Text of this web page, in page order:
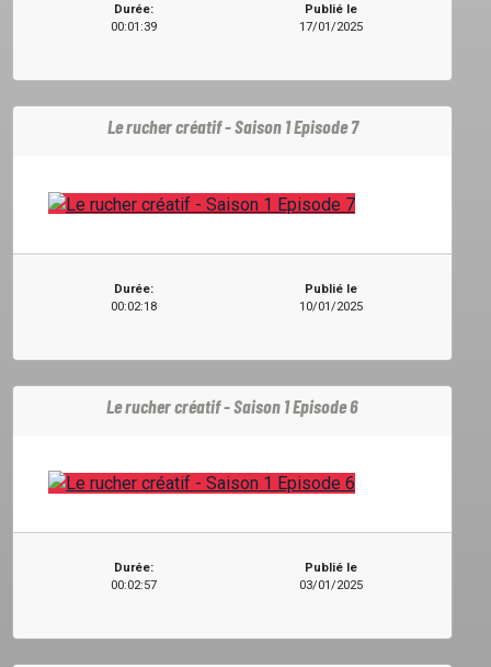
Durée:
00:01:39
Publié le
17/01/2025
Le rucher créatif - Saison 1 Episode 7
Durée:
00:02:18
Publié le
10/01/2025
Le rucher créatif - Saison 1 Episode 6
Durée:
00:02:57
Publié le
03/01/2025